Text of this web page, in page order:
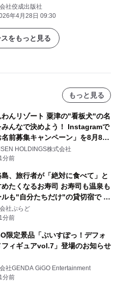
が2026年4月22日発売
社佼成出版社
年4月28日 09:30
をもっと見る
もっと見る
わんリゾート 粟津の"看板犬"の名
みんなで決めよう！ Instagramで
名前募集キャンペーン」を8月8日
り開催HOLDINGS株式会社
分前
、旅行者が「絶対に食べて」と
たくなるお寿司 お寿司も温泉も
ルも"自分たちだけ"の貸切宿で 1
限定「岩屋温泉 絵島別庭 海と
握り寿司プラン
社ぷらど
分前
限定景品「ぶいすぽっ！デフォ
フィギュアvol.7」登場のお知らせ
社GENDA GiGO Entertainment
分前